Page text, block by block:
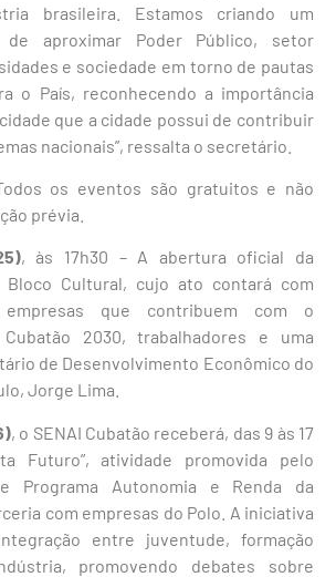
brasileira. Estamos criando um
de aproximar Poder Público, setor
e sociedade em torno de pautas
o País, reconhecendo a importância
que a cidade possui de contribuir
nacionais”, ressalta o secretário.
os eventos são gratuitos e não
prévia.
, às 17h30 – A abertura oficial da
Bloco Cultural, cujo ato contará com
empresas que contribuem com o
Cubatão 2030, trabalhadores e uma
de Desenvolvimento Econômico do
Jorge Lima.
, o SENAI Cubatão receberá, das 9 às 17
Futuro”, atividade promovida pelo
e Programa Autonomia e Renda da
com empresas do Polo. A iniciativa
entre juventude, formação
promovendo debates sobre